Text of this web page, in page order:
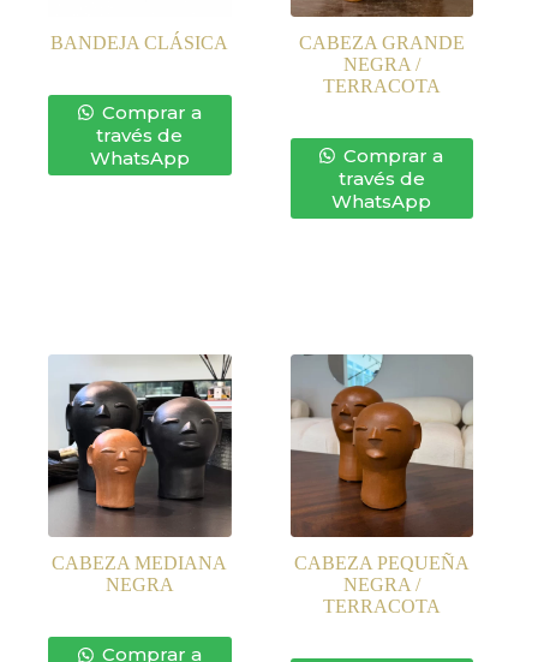
BANDEJA CLÁSICA
Comprar a
través de
WhatsApp
CABEZA GRANDE
NEGRA /
TERRACOTA
Comprar a
través de
WhatsApp
CABEZA MEDIANA
NEGRA
Comprar a
CABEZA PEQUEÑA
NEGRA /
TERRACOTA